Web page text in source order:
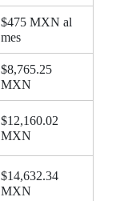
$475 MXN al
mes
$8,765.25
MXN
$12,160.02
MXN
$14,632.34
MXN